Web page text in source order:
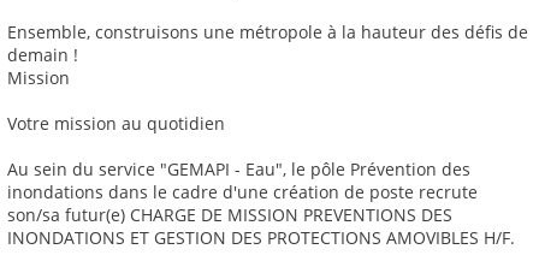
Ensemble, construisons une métropole à la hauteur des défis de
demain !
Mission
Votre mission au quotidien
Au sein du service "GEMAPI - Eau", le pôle Prévention des
inondations dans le cadre d'une création de poste recrute
son/sa futur(e) CHARGE DE MISSION PREVENTIONS DES
INONDATIONS ET GESTION DES PROTECTIONS AMOVIBLES H/F.